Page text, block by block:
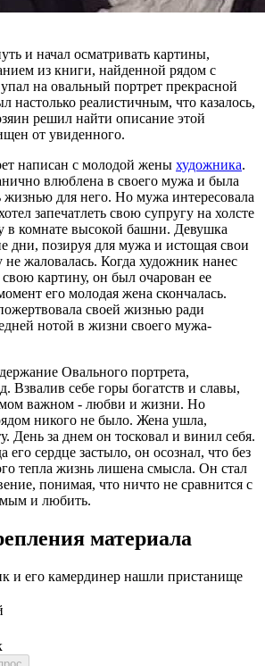
и начал осматривать картины,
из книги, найденной рядом с
на овальный портрет прекрасной
настолько реалистичным, что казалось,
решил найти описание этой
от увиденного.
написан с молодой жены художника.
влюблена в своего мужа и была
жизнью для него. Но мужа интересовала
запечатлеть свою супругу на холсте
в комнате высокой башни. Девушка
дни, позируя для мужа и истощая свои
жаловалась. Когда художник нанес
картину, он был очарован ее
его молодая жена скончалась.
своей жизнью ради
нотой в жизни своего мужа-
Овального портрета,
Взвалив себе горы богатств и славы,
важном - любви и жизни. Но
никого не было. Жена ушла,
День за днем он тосковал и винил себя.
его сердце застыло, он осознал, что без
тепла жизнь лишена смысла. Он стал
понимая, что ничто не сравнится с
и любить.
материала
и его камердинер нашли пристанище